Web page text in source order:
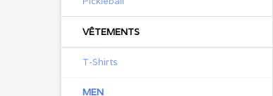
VÊTEMENTS
T-Shirts
MEN